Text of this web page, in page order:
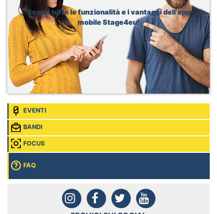
Sede:
Genève, Svizzera
Airbus, Intern Artificial Intelligence
Sede: Donauwörth, Germania
Scopri tutte le funzionalità e i vantaggi dell'app
mobile Stage4eu!
EVENTI
BANDI
FOCUS
FAQ